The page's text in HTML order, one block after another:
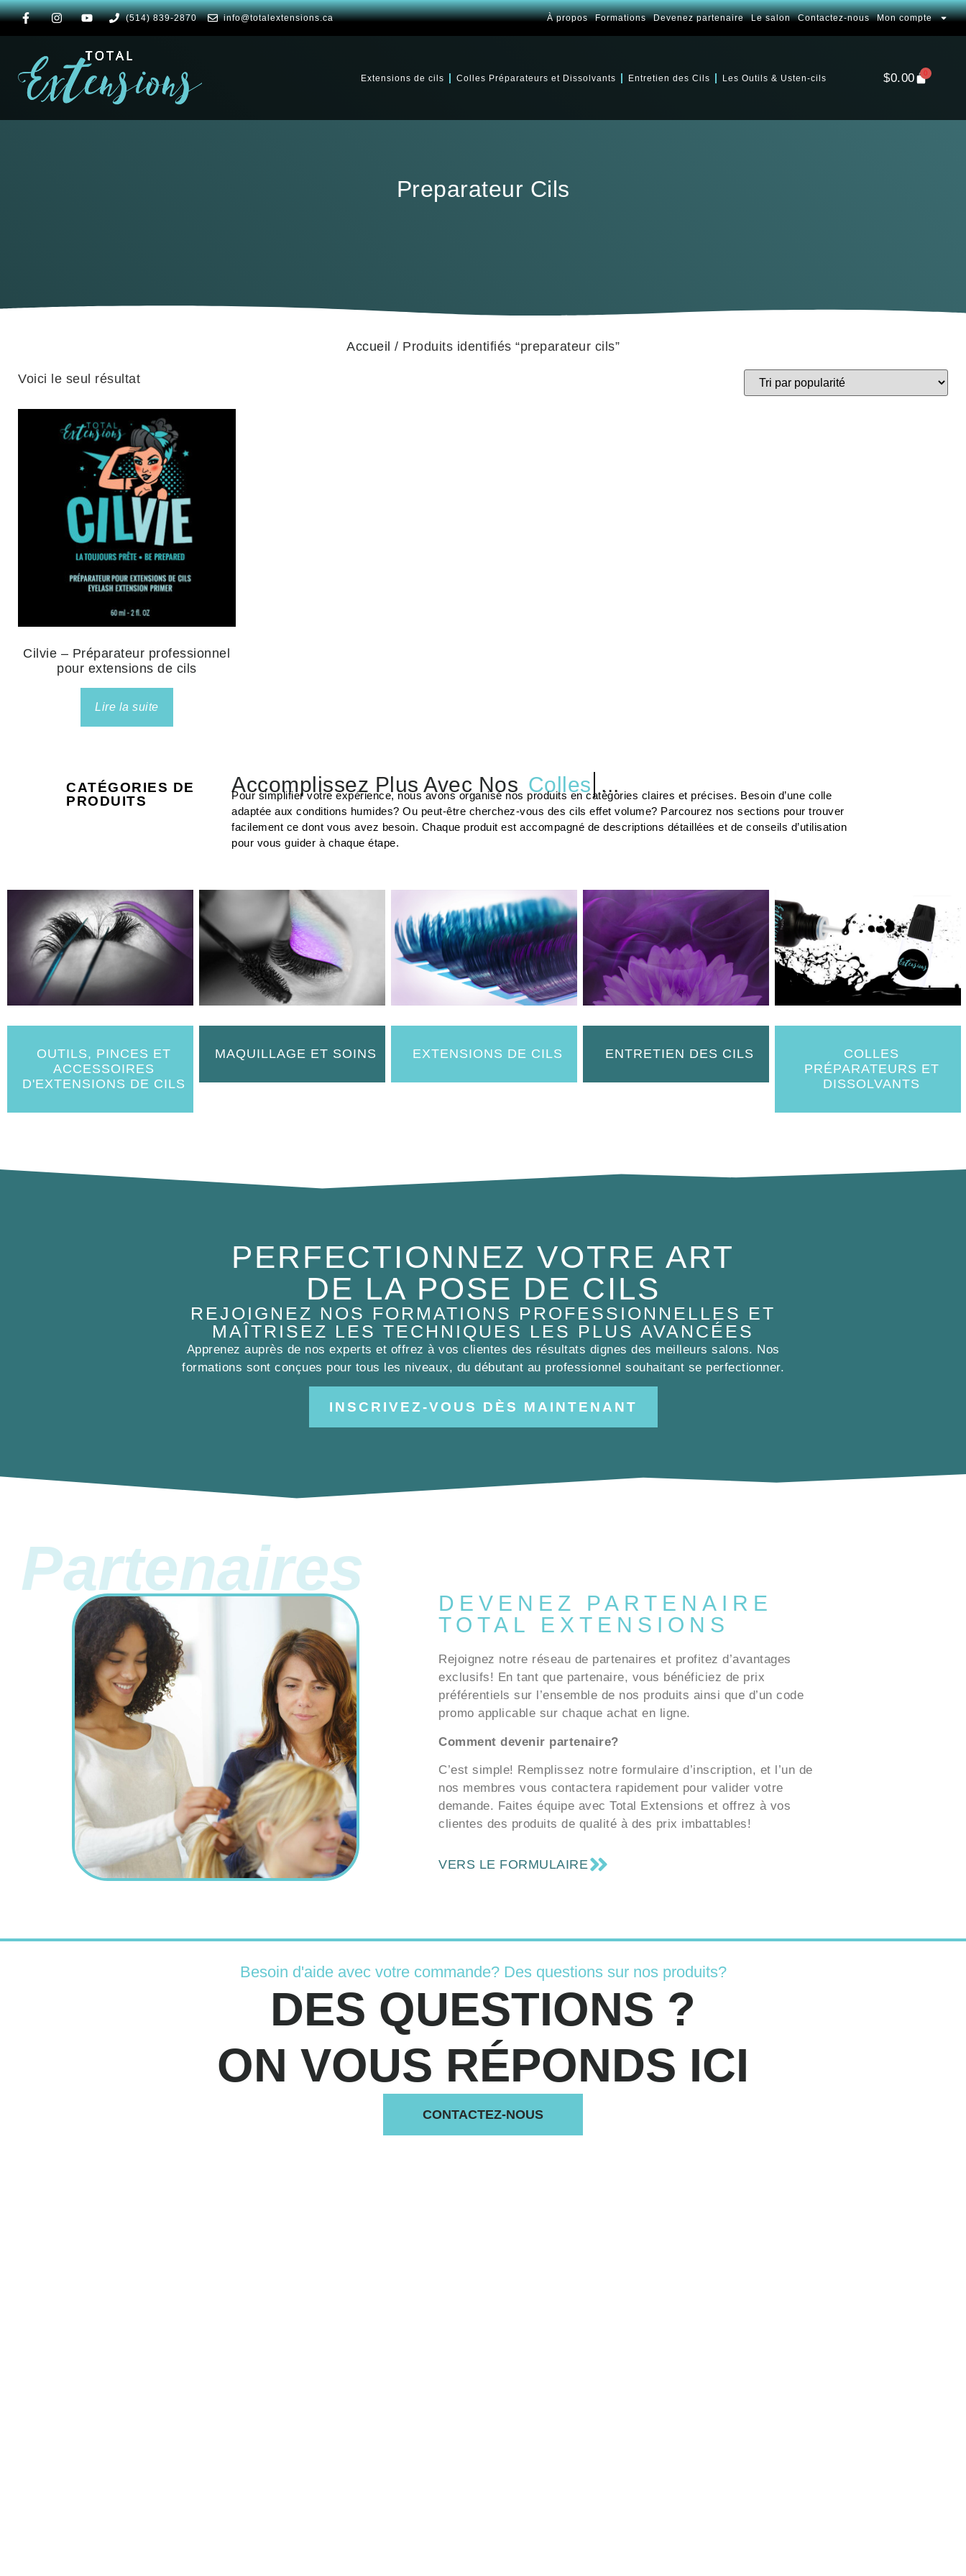
(514) 839-2870 info@totalextensions.ca À propos Formations Devenez partenaire Le salon Contactez-nous Mon compte
Extensions de cils Colles Préparateurs et Dissolvants Entretien des Cils Les Outils & Usten-cils $0.00 0
Preparateur Cils
Accueil / Produits identifiés “preparateur cils”
Voici le seul résultat
Cilvie – Préparateur professionnel
pour extensions de cils
Lire la suite
CATÉGORIES DE
PRODUITS
Accomplissez Plus Avec Nos Colles ...
Pour simplifier votre expérience, nous avons organisé nos produits en catégories claires et précises. Besoin d’une colle
adaptée aux conditions humides? Ou peut-être cherchez-vous des cils effet volume? Parcourez nos sections pour trouver
facilement ce dont vous avez besoin. Chaque produit est accompagné de descriptions détaillées et de conseils d’utilisation
pour vous guider à chaque étape.
OUTILS, PINCES ET
ACCESSOIRES
D'EXTENSIONS DE CILS
MAQUILLAGE ET SOINS EXTENSIONS DE CILS ENTRETIEN DES CILS
COLLES
PRÉPARATEURS ET
DISSOLVANTS
PERFECTIONNEZ VOTRE ART
DE LA POSE DE CILS
REJOIGNEZ NOS FORMATIONS PROFESSIONNELLES ET
MAÎTRISEZ LES TECHNIQUES LES PLUS AVANCÉES
Apprenez auprès de nos experts et offrez à vos clientes des résultats dignes des meilleurs salons. Nos
formations sont conçues pour tous les niveaux, du débutant au professionnel souhaitant se perfectionner.
INSCRIVEZ-VOUS DÈS MAINTENANT
DEVENEZ PARTENAIRE
TOTAL EXTENSIONS
Partenaires
Rejoignez notre réseau de partenaires et profitez d’avantages
exclusifs! En tant que partenaire, vous bénéficiez de prix
préférentiels sur l’ensemble de nos produits ainsi que d’un code
promo applicable sur chaque achat en ligne.
Comment devenir partenaire?
C’est simple! Remplissez notre formulaire d’inscription, et l’un de
nos membres vous contactera rapidement pour valider votre
demande. Faites équipe avec Total Extensions et offrez à vos
clientes des produits de qualité à des prix imbattables!
VERS LE FORMULAIRE
Besoin d'aide avec votre commande? Des questions sur nos produits?
DES QUESTIONS ?
ON VOUS RÉPONDS ICI
CONTACTEZ-NOUS